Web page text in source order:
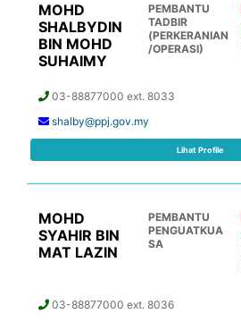
MOHD
SHALBYDIN
BIN MOHD
SUHAIMY
PEMBANTU
TADBIR
(PERKERANIAN
/OPERASI)
03-88877000 ext. 8033
shalby@ppj.gov.my
Lihat Profile
MOHD
SYAHIR BIN
MAT LAZIN
PEMBANTU
PENGUATKUA
SA
03-88877000 ext. 8036